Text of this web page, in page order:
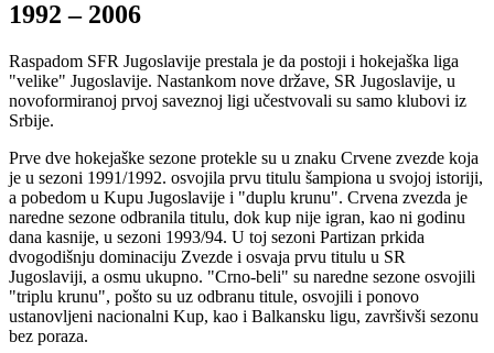
1992 – 2006
Raspadom SFR Jugoslavije prestala je da postoji i hokejaška liga
"velike" Jugoslavije. Nastankom nove države, SR Jugoslavije, u
novoformiranoj prvoj saveznoj ligi učestvovali su samo klubovi iz
Srbije.
Prve dve hokejaške sezone protekle su u znaku Crvene zvezde koja
je u sezoni 1991/1992. osvojila prvu titulu šampiona u svojoj istoriji,
a pobedom u Kupu Jugoslavije i "duplu krunu". Crvena zvezda je
naredne sezone odbranila titulu, dok kup nije igran, kao ni godinu
dana kasnije, u sezoni 1993/94. U toj sezoni Partizan prkida
dvogodišnju dominaciju Zvezde i osvaja prvu titulu u SR
Jugoslaviji, a osmu ukupno. "Crno-beli" su naredne sezone osvojili
"triplu krunu", pošto su uz odbranu titule, osvojili i ponovo
ustanovljeni nacionalni Kup, kao i Balkansku ligu, završivši sezonu
bez poraza.